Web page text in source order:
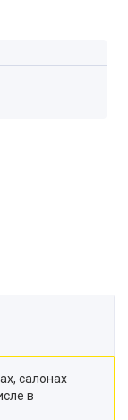
салонах
в